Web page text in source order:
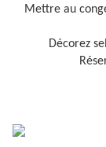
Mettre au
Décorez